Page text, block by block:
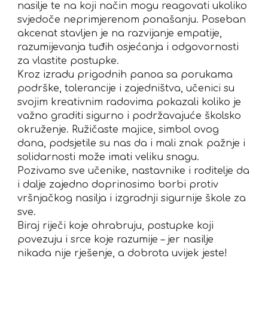
nasilje te na koji način mogu reagovati ukoliko
svjedoče neprimjerenom ponašanju. Poseban
akcenat stavljen je na razvijanje empatije,
razumijevanja tuđih osjećanja i odgovornosti
za vlastite postupke.
Kroz izradu prigodnih panoa sa porukama
podrške, tolerancije i zajedništva, učenici su
svojim kreativnim radovima pokazali koliko je
važno graditi sigurno i podržavajuće školsko
okruženje. Ružičaste majice, simbol ovog
dana, podsjetile su nas da i mali znak pažnje i
solidarnosti može imati veliku snagu.
Pozivamo sve učenike, nastavnike i roditelje da
i dalje zajedno doprinosimo borbi protiv
vršnjačkog nasilja i izgradnji sigurnije škole za
sve.
Biraj riječi koje ohrabruju, postupke koji
povezuju i srce koje razumije – jer nasilje
nikada nije rješenje, a dobrota uvijek jeste!